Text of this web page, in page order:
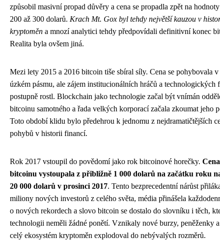
způsobil masivní propad důvěry a cena se propadla zpět na
200 až 300 dolarů. Krach Mt. Gox byl tehdy největší kauzou v
kryptoměn a mnozí analytici tehdy předpovídali definitivní konec
Realita byla ovšem jiná.
Mezi lety 2015 a 2016 bitcoin tiše sbíral síly. Cena se pohybovala
úzkém pásmu, ale zájem institucionálních hráčů a technologických
postupně rostl. Blockchain jako technologie začal být vnímán
bitcoinu samotného a řada velkých korporací začala zkoumat jeho
Toto období klidu bylo předehrou k jednomu z nejdramatičtějších
pohybů v historii financí.
Rok 2017 vstoupil do povědomí jako rok bitcoinové horečky. Cena
bitcoinu vystoupala z přibližně 1 000 dolarů na začátku roku
20 000 dolarů v prosinci 2017. Tento bezprecedentní nárůst
miliony nových investorů z celého světa, média přinášela
o nových rekordech a slovo bitcoin se dostalo do slovníku i těch,
technologii neměli žádné ponětí. Vznikaly nové burzy, peněženky
celý ekosystém kryptoměn explodoval do nebývalých rozměrů.